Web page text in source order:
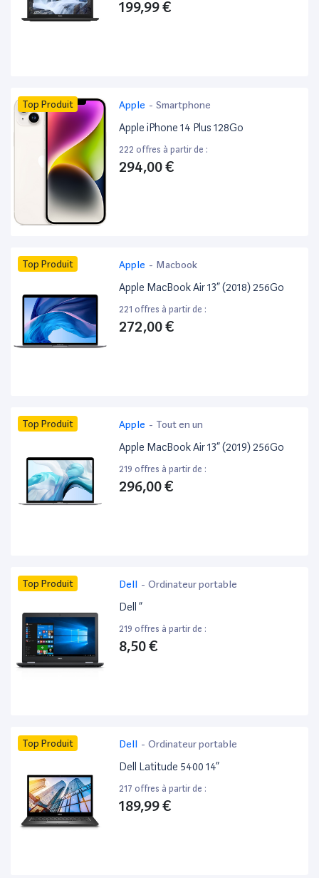
199,99 €
Top Produit Apple - Smartphone
Apple iPhone 14 Plus 128Go
222 offres à partir de :
294,00 €
Top Produit Apple - Macbook
Apple MacBook Air 13” (2018) 256Go
221 offres à partir de :
272,00 €
Top Produit Apple - Tout en un
Apple MacBook Air 13” (2019) 256Go
219 offres à partir de :
296,00 €
Top Produit Dell - Ordinateur portable
Dell ”
219 offres à partir de :
8,50 €
Top Produit Dell - Ordinateur portable
Dell Latitude 5400 14”
217 offres à partir de :
189,99 €